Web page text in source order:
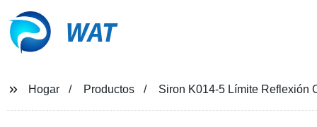
WAT
Hogar Productos Siron K014-5 Límite Reflexión